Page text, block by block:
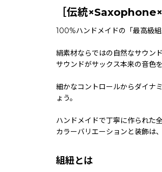
［伝統×Saxophone×
100%ハンドメイドの「最高級
絹素材ならではの自然なサウン
サウンドがサックス本来の音色
細かなコントロールからダイナ
ょう。
ハンドメイドで丁寧に作られた
カラーバリエーションと装飾は
組紐とは